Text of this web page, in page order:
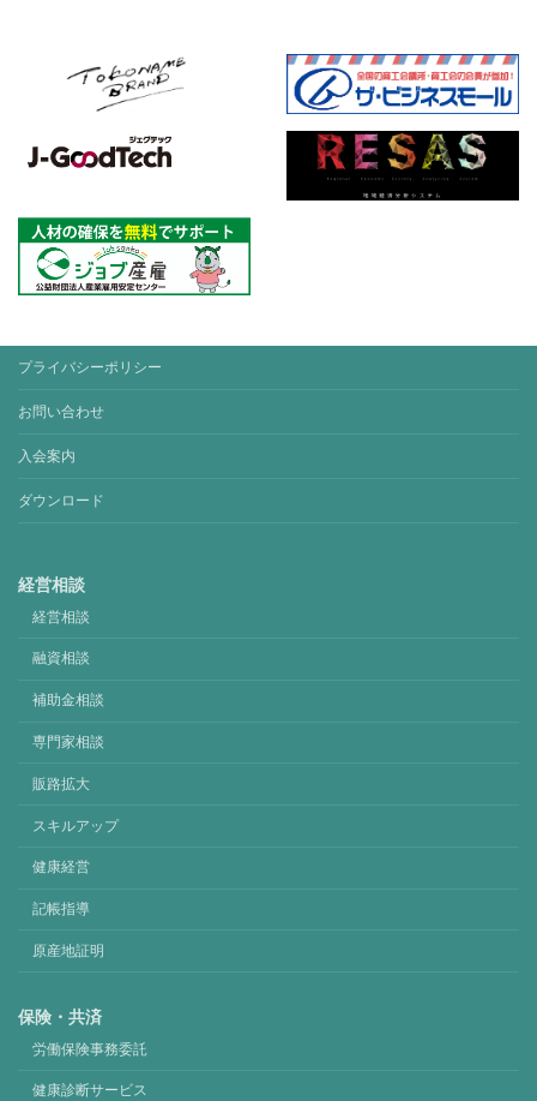
プライバシーポリシー
お問い合わせ
入会案内
ダウンロード
経営相談
経営相談
融資相談
補助金相談
専門家相談
販路拡大
スキルアップ
健康経営
記帳指導
原産地証明
保険・共済
労働保険事務委託
健康診断サービス